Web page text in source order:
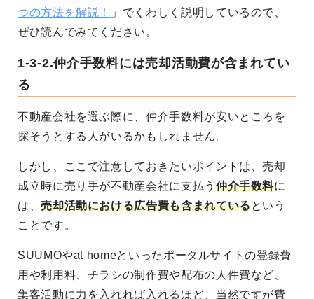
つの方法を解説！
」でくわしく説明しているので、
ぜひ読んでみてください。
1-3-2.仲介手数料には売却活動費が含まれてい
る
不動産会社を選ぶ際に、仲介手数料が安いところを
探そうとする人がいるかもしれません。
しかし、 ここで注意しておきたいポイントは、売却
成立時に売り手が不動産会社に支払う 仲介手数料に
は、売却活動における広告費も含まれているという
ことです。
SUUMOやat homeといったポータルサイトの登録費
用や利用料、チラシの制作費や配布の人件費など、
集客活動に力を入れれば入れるほど、当然ですが費